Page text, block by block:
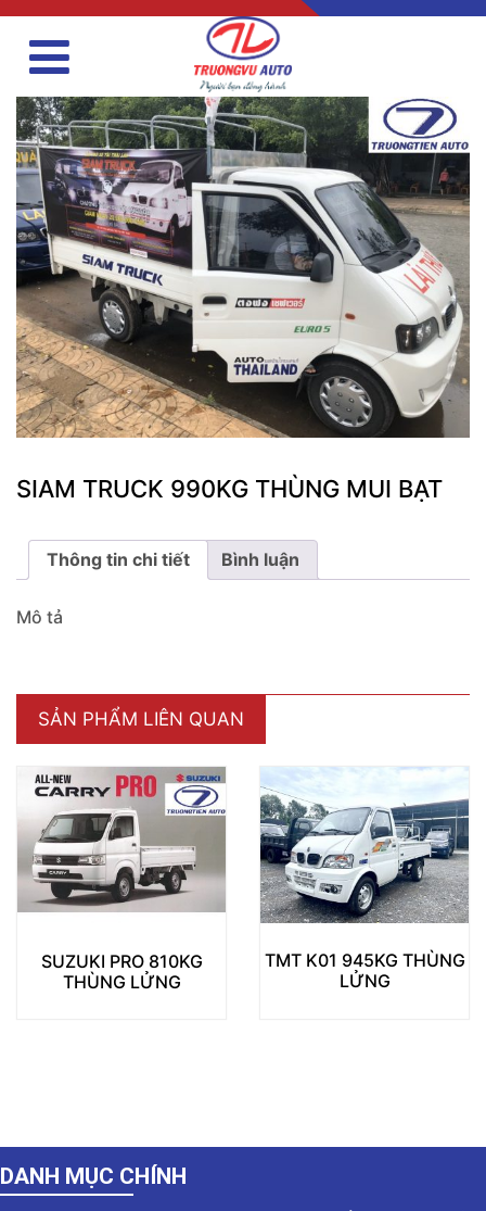
SIAM TRUCK 990KG THÙNG MUI BẠT
Thông tin chi tiết Bình luận
Mô tả
SẢN PHẨM LIÊN QUAN
SUZUKI PRO 810KG
THÙNG LỬNG
TMT K01 945KG THÙNG
LỬNG
DANH MỤC CHÍNH